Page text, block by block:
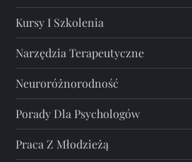
Kursy I Szkolenia
Narzędzia Terapeutyczne
Neuroróżnorodność
Porady Dla Psychologów
Praca Z Młodzieżą